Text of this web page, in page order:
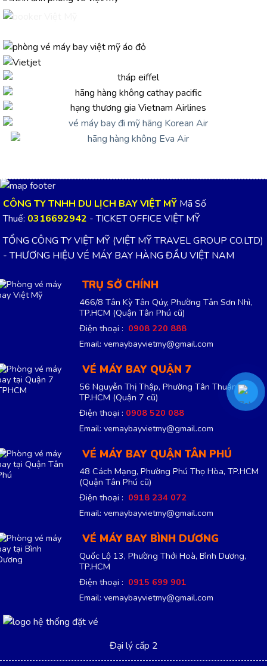
CÔNG TY TNHH DU LỊCH BAY VIỆT MỸ Mã Số
Thuế: 0316692942 - TICKET OFFICE VIỆT MỸ
TỔNG CÔNG TY VIỆT MỸ (VIỆT MỸ TRAVEL GROUP CO.LTD)
- THƯƠNG HIỆU VÉ MÁY BAY HÀNG ĐẦU VIỆT NAM
TRỤ SỞ CHÍNH
466/8 Tân Kỳ Tân Qúy, Phường Tân Sơn Nhì,
TP.HCM (Quận Tân Phú cũ)
Điện thoại : 0908 220 888
Email: vemaybayvietmy@gmail.com
VÉ MÁY BAY QUẬN 7
56 Nguyễn Thị Thập, Phường Tân Thuận,
TP.HCM (Quận 7 cũ)
Điện thoại : 0908 520 088
Email: vemaybayvietmy@gmail.com
VÉ MÁY BAY QUẬN TÂN PHÚ
48 Cách Mạng, Phường Phú Thọ Hòa, TP.HCM
(Quận Tân Phú cũ)
Điện thoại : 0918 234 072
Email: vemaybayvietmy@gmail.com
VÉ MÁY BAY BÌNH DƯƠNG
Quốc Lộ 13, Phường Thới Hoà, Bình Dương,
TP.HCM
Điện thoại : 0915 699 901
Email: vemaybayvietmy@gmail.com
Đại lý cấp 2